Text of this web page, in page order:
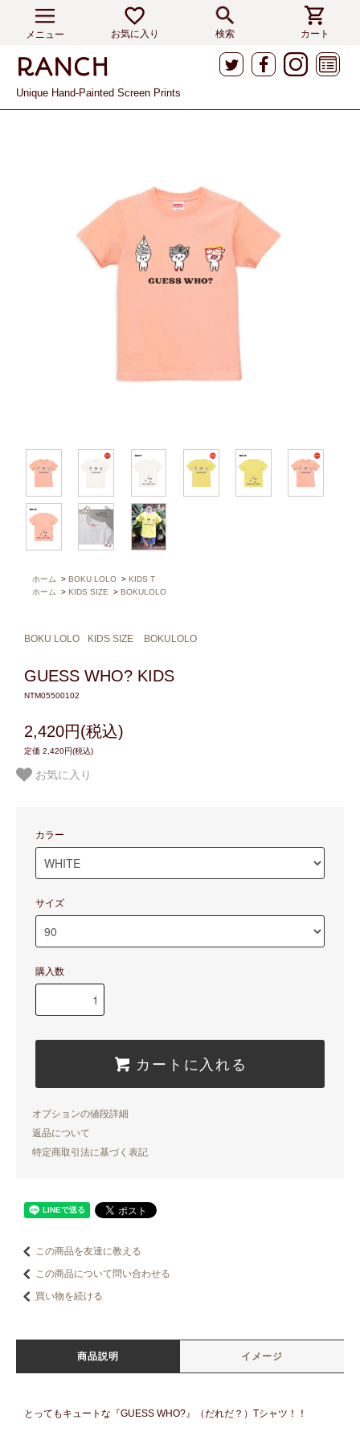
メニュー お気に入り 検索 カート
Unique Hand-Painted Screen Prints
ホーム > BOKU LOLO > KIDS T
ホーム
> KIDS SIZE > BOKULOLO
BOKU LOLO KIDS SIZE BOKULOLO
GUESS WHO? KIDS
NTM05500102
2,420円(税込)
定価 2,420円(税込)
お気に入り
カラー
サイズ
購入数
カートに入れる
オプションの値段詳細
返品について
特定商取引法に基づく表記
この商品を友達に教える
この商品について問い合わせる
買い物を続ける
商品説明 イメージ
とってもキュートな『GUESS WHO?』（だれだ？）Tシャツ！！